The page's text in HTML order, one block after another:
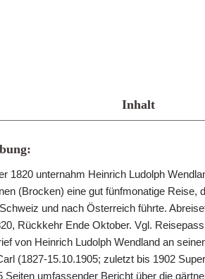
Inhalt
1820 unternahm Heinrich Ludolph
(Brocken) eine gut fünfmonatige Reise,
und nach Österreich führte.
Rückkehr Ende Oktober. Vgl.
von Heinrich Ludolph Wendland an
(1827-15.10.1905; zuletzt bis 1902
Seiten umfassender Bericht über die